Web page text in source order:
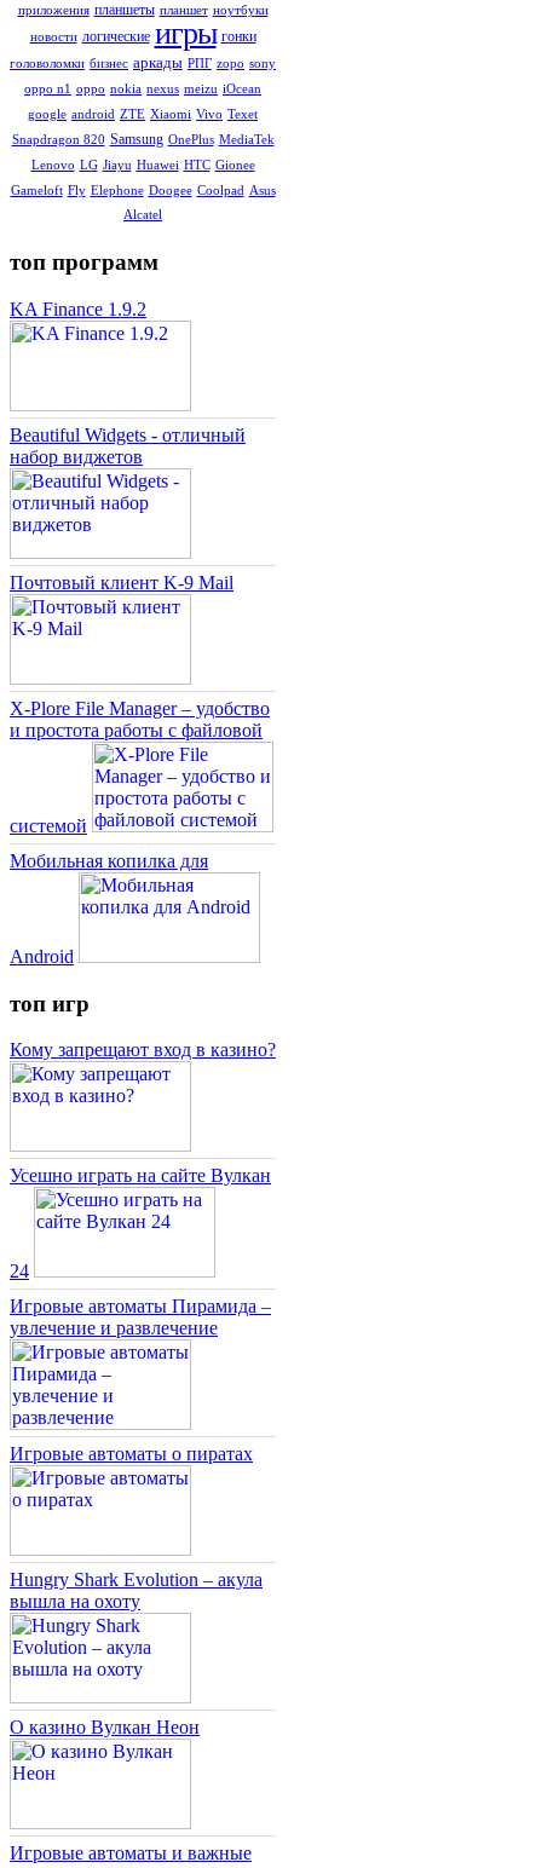
приложения планшеты планшет ноутбуки
новости логические игры гонки
головоломки бизнес аркады РПГ zopo sony
oppo n1 oppo nokia nexus meizu iOcean
google android ZTE Xiaomi Vivo Texet
Snapdragon 820 Samsung OnePlus MediaTek
Lenovo LG Jiayu Huawei HTC Gionee
Gameloft Fly Elephone Doogee Coolpad Asus
Alcatel
топ программ
KA Finance 1.9.2
Beautiful Widgets - отличный
набор виджетов
Почтовый клиент K-9 Mail
X-Plore File Manager – удобство
и простота работы с файловой
системой
Мобильная копилка для
Android
топ игр
Кому запрещают вход в казино?
Усешно играть на сайте Вулкан
24
Игровые автоматы Пирамида –
увлечение и развлечение
Игровые автоматы о пиратах
Hungry Shark Evolution – акула
вышла на охоту
О казино Вулкан Неон
Игровые автоматы и важные